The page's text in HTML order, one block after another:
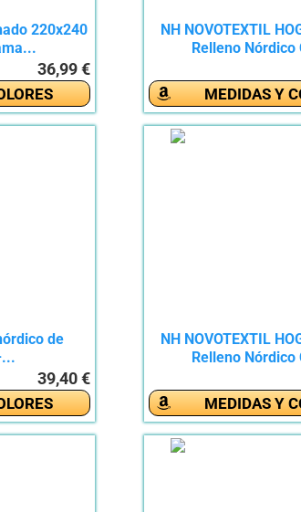
220x240
36,99 €
NH NOVOTEXTIL
Relleno Nórdico
MEDIDAS Y
de
39,40 €
NH NOVOTEXTIL
Relleno Nórdico
MEDIDAS Y